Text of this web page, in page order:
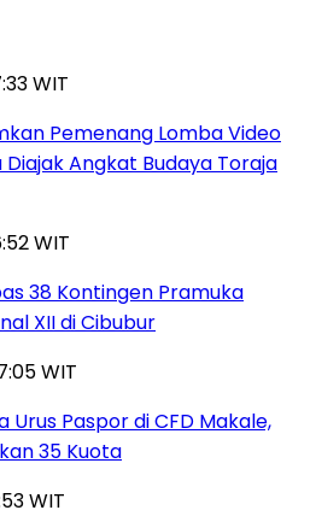
WIT
Pemenang Lomba Video
Diajak Angkat Budaya Toraja
WIT
38 Kontingen Pramuka
XII di Cibubur
WIT
Urus Paspor di CFD Makale,
35 Kuota
WIT